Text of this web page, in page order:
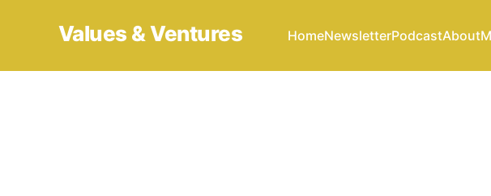
Values & Ventures HomeNewsletterPodcastAbout